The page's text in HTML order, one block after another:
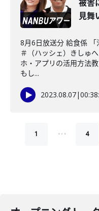
被害
見舞
8月6日放送分 給食係 「
＃（ハッシェ）きしゅ
ホ・アプリの活用方法
もし...
2023.08.07|
1 … 4